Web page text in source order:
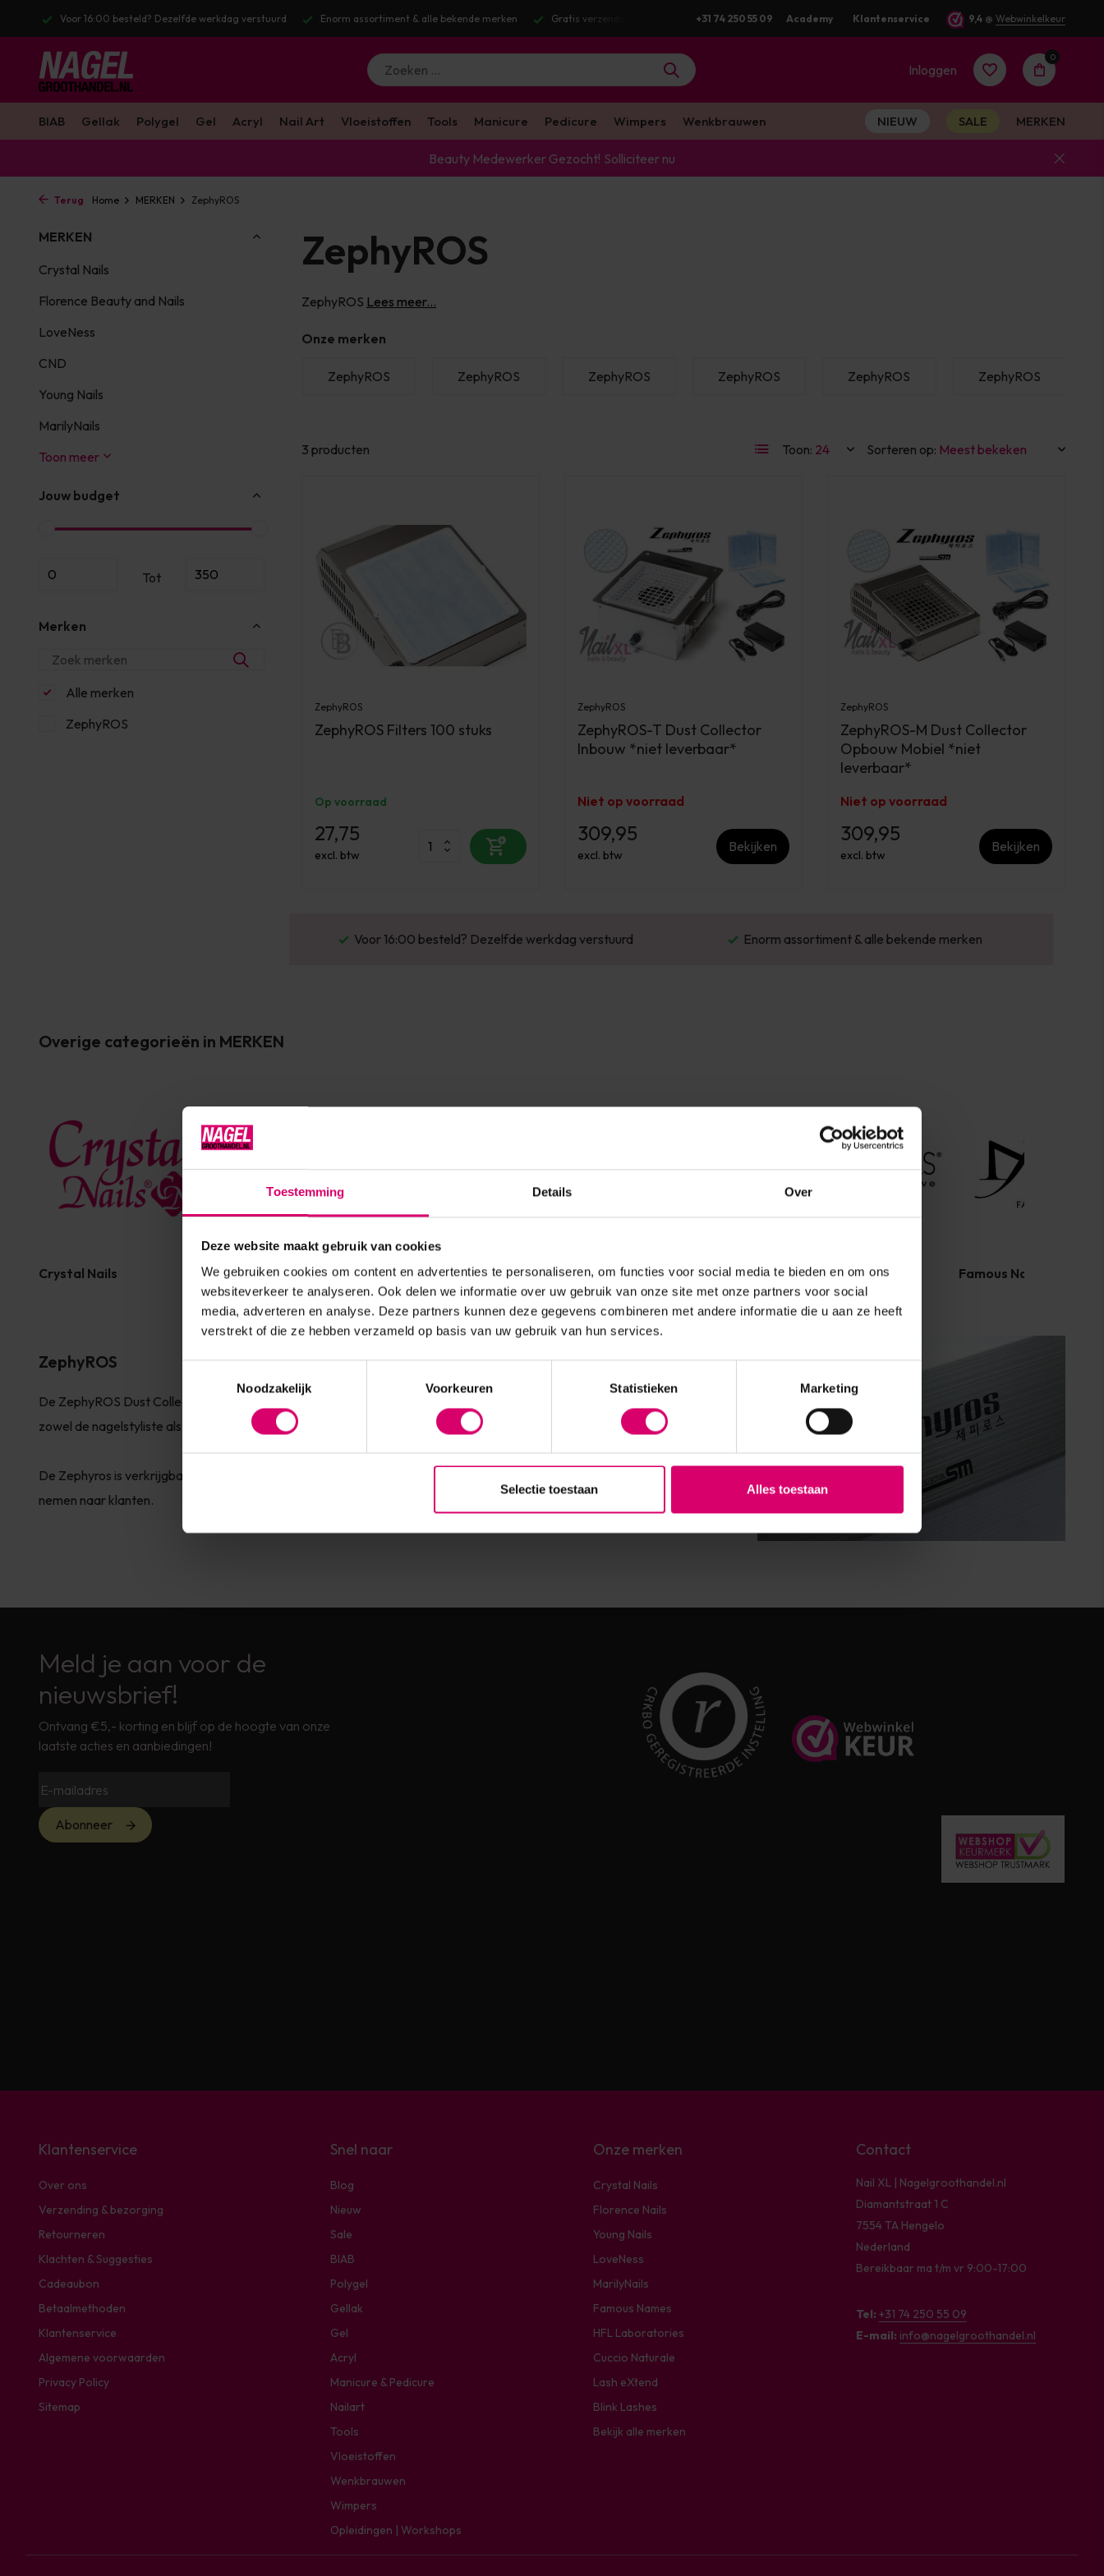
Toestemming Details Over
Deze website maakt gebruik van cookies
We gebruiken cookies om content en advertenties te personaliseren, om functies voor social media te bieden en om ons
websiteverkeer te analyseren. Ook delen we informatie over uw gebruik van onze site met onze partners voor social
media, adverteren en analyse. Deze partners kunnen deze gegevens combineren met andere informatie die u aan ze heeft
verstrekt of die ze hebben verzameld op basis van uw gebruik van hun services.
Noodzakelijk
Voorkeuren Statistieken Marketing
Selectie toestaan Alles toestaan
verstuurd Enorm assortiment & alle bekende merken Gratis verzending v.a. €100 excl. BTW Voor 16:00 besteld? Dezelfde werkdag verstuurd
+31 74 250 55 09 Academy Klantenservice 9,4 @ Webwinkelkeur
Inloggen
0
BIAB Gellak Polygel Gel Acryl Nail Art Vloeistoffen Tools Manicure Pedicure Wimpers Wenkbrauwen NIEUW SALE MERKEN
Beauty Medewerker Gezocht! Solliciteer nu
Terug Home MERKEN ZephyROS
MERKEN
Crystal Nails
Florence Beauty and Nails
LoveNess
CND
Young Nails
MarilyNails
Toon meer
Jouw budget
Tot
Merken
Alle merken
ZephyROS
ZephyROS
ZephyROS Lees meer...
Onze merken
ZephyROS ZephyROS ZephyROS ZephyROS ZephyROS ZephyROS
3 producten Toon: Sorteren op:
ZephyROS
ZephyROS Filters 100 stuks
Op voorraad
27,75
excl. btw
ZephyROS
ZephyROS-T Dust Collector
Inbouw *niet leverbaar*
Niet op voorraad
309,95
excl. btw
Bekijken
ZephyROS
ZephyROS-M Dust Collector
Opbouw Mobiel *niet
leverbaar*
Niet op voorraad
309,95
excl. btw
Bekijken
Enorm assortiment & alle bekende merken Gratis verzending v.a. €100 excl. BTW
Overige categorieën in MERKEN
Crystal Nails Florence Beauty and Nails LoveNess Young Nails MarilyNails Famous Names
ZephyROS
De ZephyROS Dust Collector, is 's werelds eerste gezondheidsgerichte afzuiger met wegwerpfilter! Onmisbaar voor
zowel de nagelstyliste als pedicure.
De Zephyros is verkrijgbaar in een inbouw-model en opbouw model die makkelijk verplaatsbaar is en mobiel om mee te
nemen naar klanten.
Meld je aan voor de
nieuwsbrief!
Ontvang €5,- korting en blijf op de hoogte van onze
laatste acties en aanbiedingen!
Abonneer
Klantenservice
Over ons
Verzending & bezorging
Retourneren
Klachten & Suggesties
Cadeaubon
Betaalmethoden
Klantenservice
Algemene voorwaarden
Privacy Policy
Sitemap
Snel naar
Blog
Nieuw
Sale
BIAB
Polygel
Gellak
Gel
Acryl
Manicure & Pedicure
Nailart
Tools
Vloeistoffen
Wenkbrauwen
Wimpers
Opleidingen | Workshops
Onze merken
Crystal Nails
Florence Nails
Young Nails
LoveNess
MarilyNails
Famous Names
HFL Laboratories
Cuccio Naturale
Lash eXtend
Blink Lashes
Bekijk alle merken
Contact
Nail XL | Nagelgroothandel.nl
Diamantstraat 1 C
7554 TA Hengelo
Nederland
Bereikbaar ma t/m vr 9:00-17:00
Tel: +31 74 250 55 09
E-mail: info@nagelgroothandel.nl